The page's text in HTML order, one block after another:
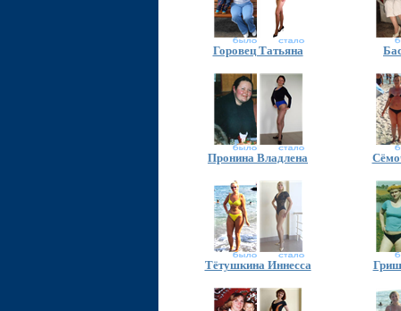
Горовец Татьяна
Пронина Владлена
Тётушкина Иннесса